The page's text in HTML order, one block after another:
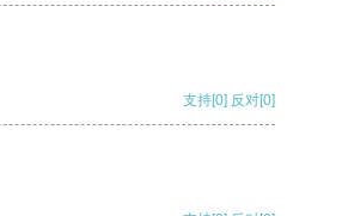
支持[0] 反对[0]